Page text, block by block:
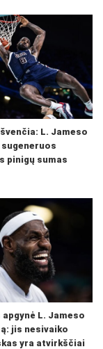
L. Jameso
pinigų sumas
apgynė L. Jameso
jis nesivaiko
yra atvirkščiai